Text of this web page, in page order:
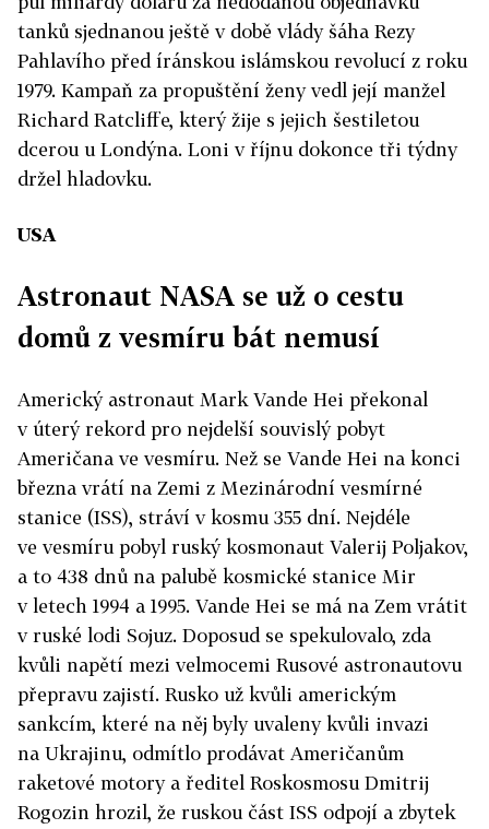
tanků sjednanou ještě v době vlády šáha Rezy
Pahlavího před íránskou islámskou revolucí z roku
1979. Kampaň za propuštění ženy vedl její manžel
Richard Ratcliffe, který žije s jejich šestiletou
dcerou u Londýna. Loni v říjnu dokonce tři týdny
držel hladovku.
USA
Astronaut NASA se už o cestu
domů z vesmíru bát nemusí
Americký astronaut Mark Vande Hei překonal
v úterý rekord pro nejdelší souvislý pobyt
Američana ve vesmíru. Než se Vande Hei na konci
března vrátí na Zemi z Mezinárodní vesmírné
stanice (ISS), stráví v kosmu 355 dní. Nejdéle
ve vesmíru pobyl ruský kosmonaut Valerij Poljakov,
a to 438 dnů na palubě kosmické stanice Mir
v letech 1994 a 1995. Vande Hei se má na Zem vrátit
v ruské lodi Sojuz. Doposud se spekulovalo, zda
kvůli napětí mezi velmocemi Rusové astronautovu
přepravu zajistí. Rusko už kvůli americkým
sankcím, které na něj byly uvaleny kvůli invazi
na Ukrajinu, odmítlo prodávat Američanům
raketové motory a ředitel Roskosmosu Dmitrij
Rogozin hrozil, že ruskou část ISS odpojí a zbytek